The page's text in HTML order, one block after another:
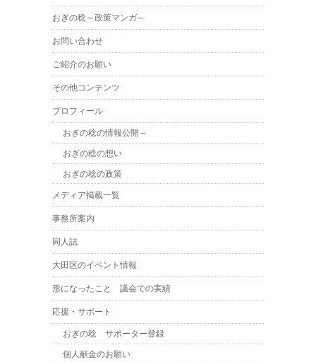
おぎの稔～政策マンガ～
お問い合わせ
ご紹介のお願い
その他コンテンツ
プロフィール
おぎの稔の情報公開～
おぎの稔の想い
おぎの稔の政策
メディア掲載一覧
事務所案内
同人誌
大田区のイベント情報
形になったこと 議会での実績
応援・サポート
おぎの稔 サポーター登録
個人献金のお願い